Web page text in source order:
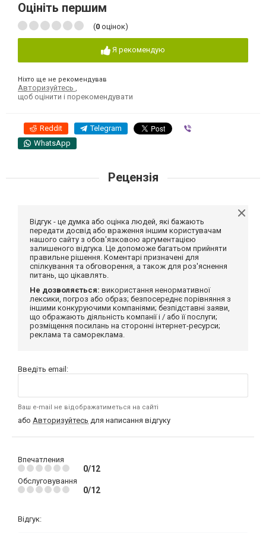
Оцініть першим
(0 оцінок)
Я рекомендую
Ніхто ще не рекомендував
Авторизуйтесь
щоб оцінити і порекомендувати
Reddit Telegram
WhatsApp
Рецензія
Відгук - це думка або оцінка людей, які бажають
передати досвід або враження іншим користувачам
нашого сайту з обов'язковою аргументацією
залишеного відгука. Це допоможе багатьом прийняти
правильне рішення. Коментарі призначені для
спілкування та обговорення, а також для роз'яснення
питань, що цікавлять.
Не дозволяється: використання ненормативної
лексики, погроз або образ; безпосереднє порівняння з
іншими конкуруючими компаніями; безпідставні заяви,
що ображають діяльність компанії і / або її послуги;
розміщення посилань на сторонні інтернет-ресурси;
реклама та самореклама.
Введіть email:
Ваш e-mail не відображатиметься на сайті
або Авторизуйтесь для написання відгуку
Впечатления
0/12
Обслуговування
0/12
Відгук: